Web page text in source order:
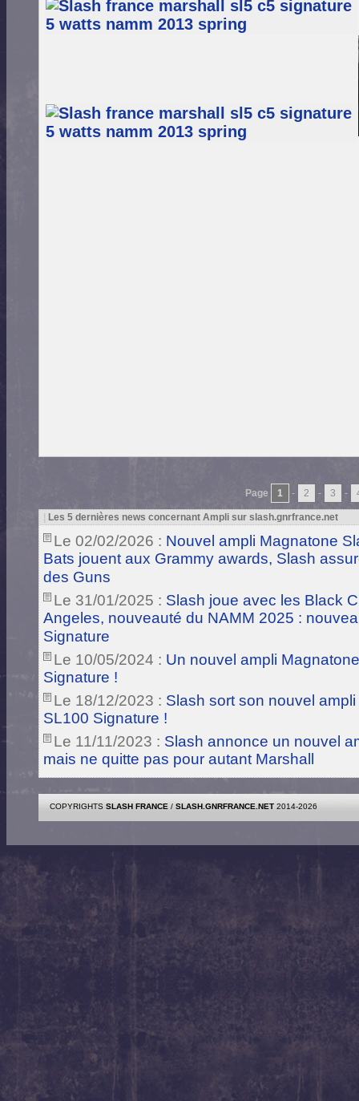
Page 1 - 2 - 3 -
| Les 5 dernières news concernant Ampli sur slash.gnrfrance.net
Le 02/02/2026 : Nouvel ampli Magnatone
Bats jouent aux Grammy awards, Slash
des Guns
Le 31/01/2025 : Slash joue avec les Black
Angeles, nouveauté du NAMM 2025 :
Signature
Le 10/05/2024 : Un nouvel ampli
Signature !
Le 18/12/2023 : Slash sort son nouvel
SL100 Signature !
Le 11/11/2023 : Slash annonce un nouvel
mais ne quitte pas pour autant Marshall
COPYRIGHTS SLASH FRANCE / SLASH.GNRFRANCE.NET 2014-2026